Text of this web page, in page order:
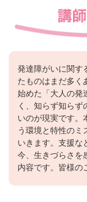
発達障がいに関す
たものはまだ多く
始めた「大人の発
く、知らず知らず
いのが現実です。
う環境と特性のミ
いきます。支援な
今、生きづらさを
内容です。皆様の